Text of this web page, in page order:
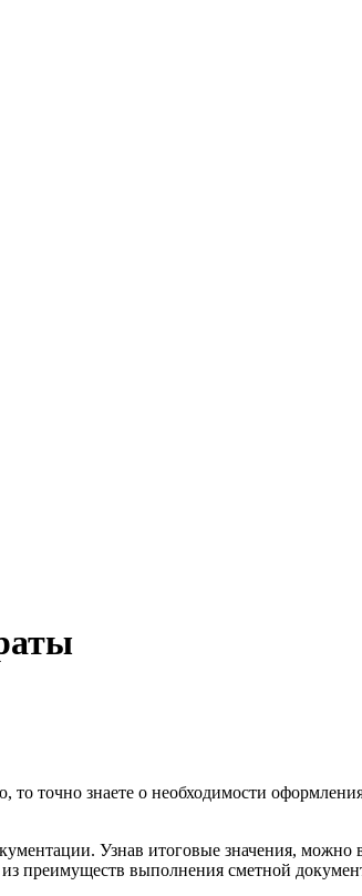
ответы на любые вопросы. Портал свежих
точно знаете о необходимости
Узнав итоговые значения, можно
преимуществ выполнения сметной